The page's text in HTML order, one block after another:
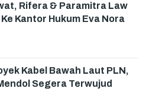
Rifera & Paramitra Law
Kantor Hukum Eva Nora
Kabel Bawah Laut PLN,
Segera Terwujud